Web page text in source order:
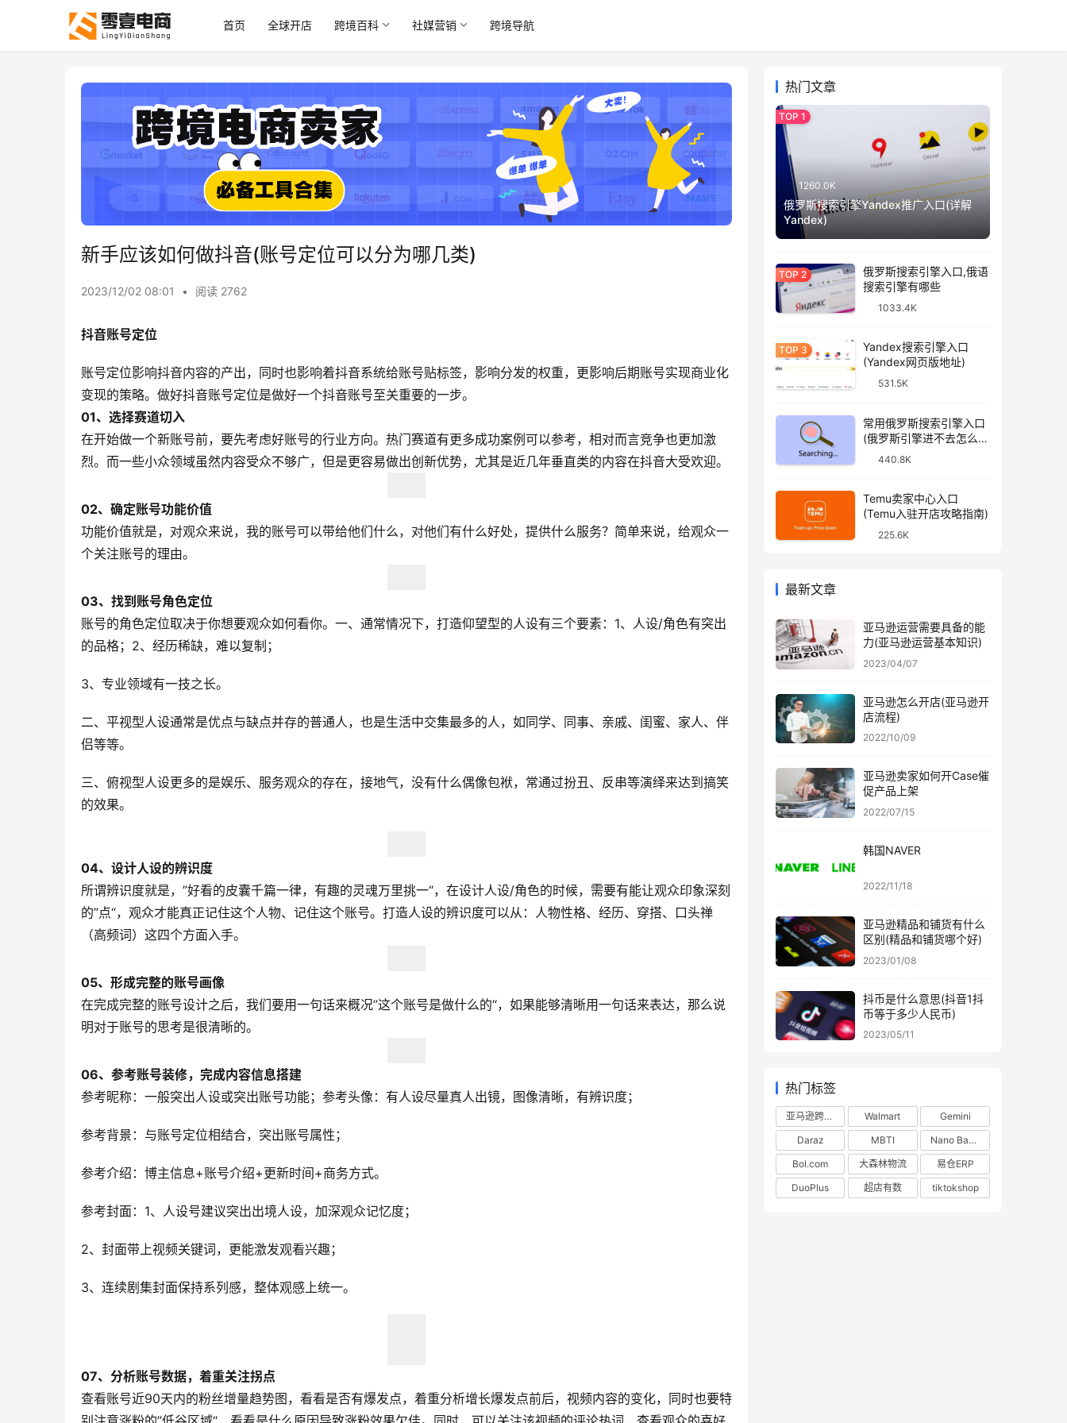
首页 全球开店 跨境百科 社媒营销 跨境导航
新手应该如何做抖音(账号定位可以分为哪几类)
2023/12/02 08:01 • 阅读 2762
抖音账号定位
账号定位影响抖音内容的产出，同时也影响着抖音系统给账号贴标签，影响分发的权重，更影响后期账号实现商业化
变现的策略。做好抖音账号定位是做好一个抖音账号至关重要的一步。
01、 选择赛道切入
在开始做一个新账号前，要先考虑好账号的行业方向。热门赛道有更多成功案例可以参考，相对而言竞争也更加激
烈。而一些小众领域虽然内容受众不够广，但是更容易做出创新优势，尤其是近几年垂直类的内容在抖音大受欢迎。
02、 确定账号功能价值
功能价值就是，对观众来说，我的账号可以带给他们什么，对他们有什么好处，提供什么服务？简单来说，给观众一
个关注账号的理由。
03、 找到账号角色定位
账号的角色定位取决于你想要观众如何看你。一、通常情况下，打造仰望型的人设有三个要素：1、人设/角色有突出
的品格；2、经历稀缺，难以复制；
3、专业领域有一技之长。
二、平视型人设通常是优点与缺点并存的普通人，也是生活中交集最多的人，如同学、同事、亲戚、闺蜜、家人、伴
侣等等。
三、俯视型人设更多的是娱乐、服务观众的存在，接地气，没有什么偶像包袱，常通过扮丑、反串等演绎来达到搞笑
的效果。
04、 设计人设的辨识度
所谓辨识度就是，”好看的皮囊千篇一律，有趣的灵魂万里挑一“，在设计人设/角色的时候，需要有能让观众印象深刻
的”点“，观众才能真正记住这个人物、记住这个账号。打造人设的辨识度可以从：人物性格、经历、穿搭、口头禅
（高频词）这四个方面入手。
05、 形成完整的账号画像
在完成完整的账号设计之后，我们要用一句话来概况”这个账号是做什么的“，如果能够清晰用一句话来表达，那么说
明对于账号的思考是很清晰的。
06、 参考账号装修，完成内容信息搭建
参考昵称：一般突出人设或突出账号功能；参考头像：有人设尽量真人出镜，图像清晰，有辨识度；
参考背景：与账号定位相结合，突出账号属性；
参考介绍：博主信息+账号介绍+更新时间+商务方式。
参考封面：1、人设号建议突出出境人设，加深观众记忆度；
2、封面带上视频关键词，更能激发观看兴趣；
3、连续剧集封面保持系列感，整体观感上统一。
07、 分析账号数据，着重关注拐点
查看账号近90天内的粉丝增量趋势图，看看是否有爆发点，着重分析增长爆发点前后，视频内容的变化，同时也要特
热门文章
1260.0K
俄罗斯搜索引擎Yandex推广入口(详解
Yandex)
俄罗斯搜索引擎入口,俄语
搜索引擎有哪些
1033.4K
Yandex搜索引擎入口
(Yandex网页版地址)
531.5K
常用俄罗斯搜索引擎入口
(俄罗斯引擎进不去怎么
440.8K
Temu卖家中心入口
(Temu入驻开店攻略指南)
225.6K
最新文章
亚马逊运营需要具备的能
力(亚马逊运营基本知识)
2023/04/07
亚马逊怎么开店(亚马逊开
店流程)
2022/10/09
亚马逊卖家如何开Case催
促产品上架
2022/07/15
韩国NAVER
2022/11/18
亚马逊精品和铺货有什么
区别(精品和铺货哪个好)
2023/01/08
抖币是什么意思(抖音1抖
币等于多少人民币)
2023/05/11
热门标签
亚马逊跨境电商 Walmart
Gemini
Daraz
MBTI
Nano Banana
Bol.com
大森林物流
易仓ERP
DuoPlus
超店有数 tiktokshop